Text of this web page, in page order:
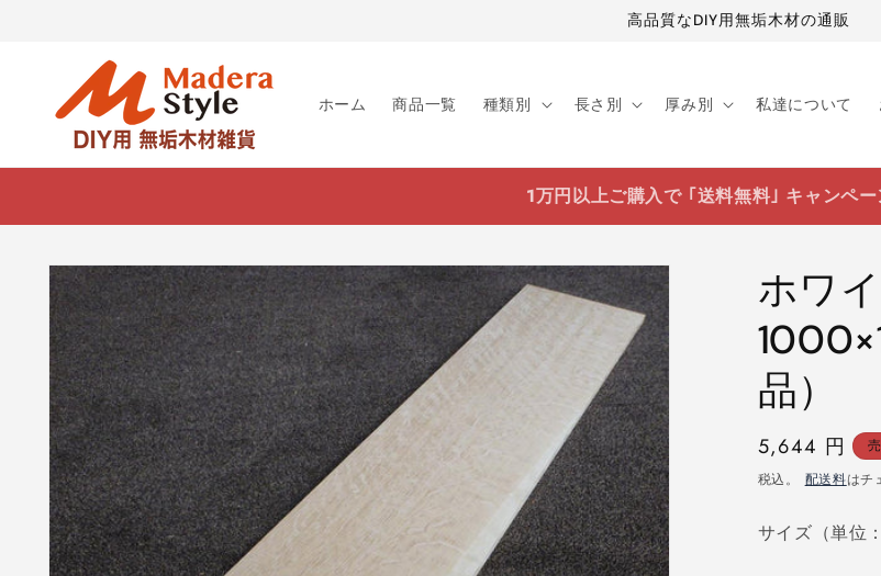
高品質なDIY用無垢木材の通販
ホーム 商品一覧 種類別 長さ別 厚み別 私達について
1万円以上ご購入で ｢送料無料｣ キャンペ
商品情
報にス
キップ
ホワ
品）
通
常
格
5,644 円
税込。 配送料はチ
サイズ（単位